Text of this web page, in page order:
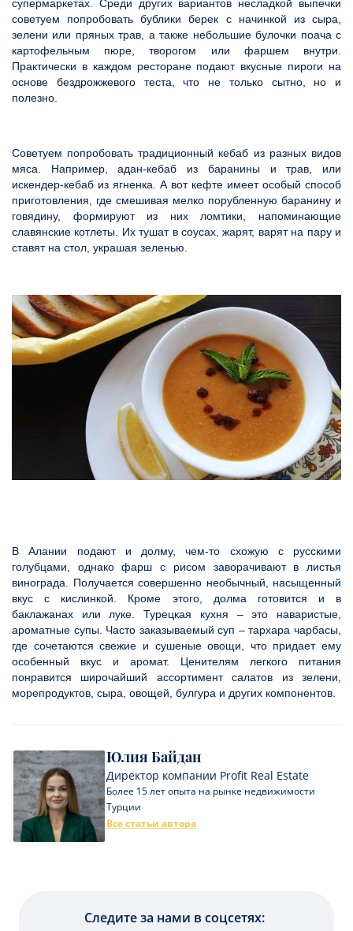
супермаркетах. Среди других вариантов несладкой выпечки
советуем попробовать бублики берек с начинкой из сыра,
зелени или пряных трав, а также небольшие булочки поача с
картофельным пюре, творогом или фаршем внутри.
Практически в каждом ресторане подают вкусные пироги на
основе бездрожжевого теста, что не только сытно, но и
полезно.
Советуем попробовать традиционный кебаб из разных видов
мяса. Например, адан-кебаб из баранины и трав, или
искендер-кебаб из ягненка. А вот кефте имеет особый способ
приготовления, где смешивая мелко порубленную баранину и
говядину, формируют из них ломтики, напоминающие
славянские котлеты. Их тушат в соусах, жарят, варят на пару и
ставят на стол, украшая зеленью.
В Алании подают и долму, чем-то схожую с русскими
голубцами, однако фарш с рисом заворачивают в листья
винограда. Получается совершенно необычный, насыщенный
вкус с кислинкой. Кроме этого, долма готовится и в
баклажанах или луке. Турецкая кухня – это наваристые,
ароматные супы. Часто заказываемый суп – тархара чарбасы,
где сочетаются свежие и сушеные овощи, что придает ему
особенный вкус и аромат. Ценителям легкого питания
понравится широчайший ассортимент салатов из зелени,
морепродуктов, сыра, овощей, булгура и других компонентов.
Юлия Байдан
Директор компании Profit Real Estate
Более 15 лет опыта на рынке недвижимости
Турции
Все статьи автора
Следите за нами в соцсетях: